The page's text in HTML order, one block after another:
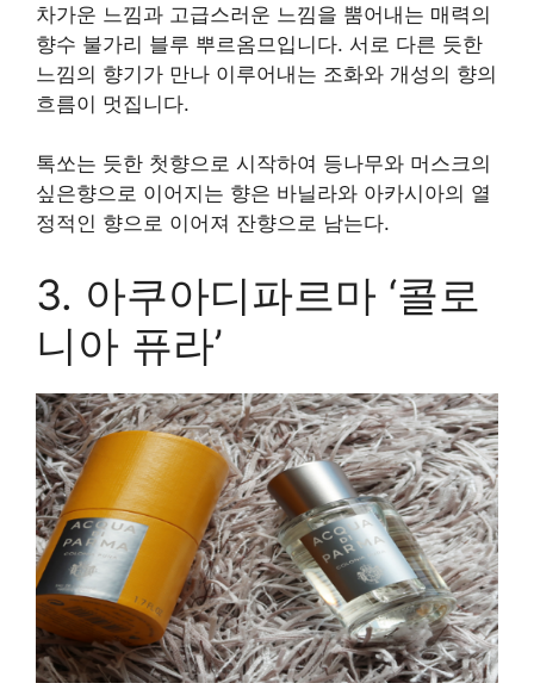
차가운 느낌과 고급스러운 느낌을 뿜어내는 매력의
향수 불가리 블루 뿌르옴므입니다. 서로 다른 듯한
느낌의 향기가 만나 이루어내는 조화와 개성의 향의
흐름이 멋집니다.
톡쏘는 듯한 첫향으로 시작하여 등나무와 머스크의
싶은향으로 이어지는 향은 바닐라와 아카시아의 열
정적인 향으로 이어져 잔향으로 남는다.
3. 아쿠아디파르마 ‘콜로
니아 퓨라’